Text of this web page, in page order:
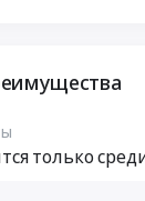
только